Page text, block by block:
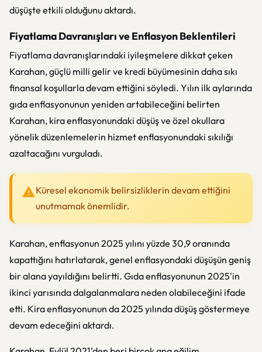
düşüşte etkili olduğunu aktardı.
Fiyatlama Davranışları ve Enflasyon Beklentileri
Fiyatlama davranışlarındaki iyileşmelere dikkat çeken
Karahan, güçlü milli gelir ve kredi büyümesinin daha sıkı
finansal koşullarla devam ettiğini söyledi. Yılın ilk aylarında
gıda enflasyonunun yeniden artabileceğini belirten
Karahan, kira enflasyonundaki düşüş ve özel okullara
yönelik düzenlemelerin hizmet enflasyonundaki sıkılığı
azaltacağını vurguladı.
Küresel ekonomik belirsizliklerin devam ettiğini
unutmamak önemlidir.
Karahan, enflasyonun 2025 yılını yüzde 30,9 oranında
kapattığını hatırlatarak, genel enflasyondaki düşüşün geniş
bir alana yayıldığını belirtti. Gıda enflasyonunun 2025'in
ikinci yarısında dalgalanmalara neden olabileceğini ifade
etti. Kira enflasyonunun da 2025 yılında düşüş göstermeye
devam edeceğini aktardı.